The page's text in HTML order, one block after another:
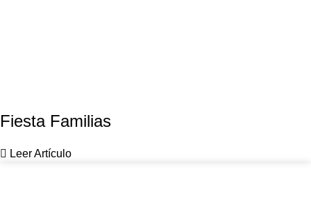
Fiesta Familias
Leer Artículo